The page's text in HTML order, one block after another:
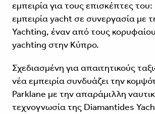
εμπειρία για τους επισκέπτες
εμπειρία yacht σε συνεργασία με
Yachting, έναν από τους
yachting στην Κύπρο.
Σχεδιασμένη για απαιτητικούς
νέα εμπειρία συνδυάζει την
Parklane με την απαράμιλλη
τεχνογνωσία της Diamantides